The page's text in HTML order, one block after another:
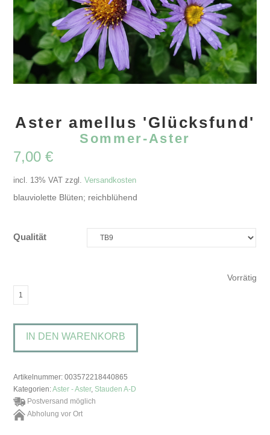
Aster amellus 'Glücksfund'
Sommer-Aster
7,00€
incl. 13% VAT zzgl.Versandkosten
blauviolette Blüten; reichblühend
Qualität
Vorrätig
Aster
'Glücksfund'Sommer-
Aster
Menge
IN DEN WARENKORB
Artikelnummer:003572218440865
Kategorien:Aster - Aster, Stauden A-D
Postversand möglich
Abholung vor Ort